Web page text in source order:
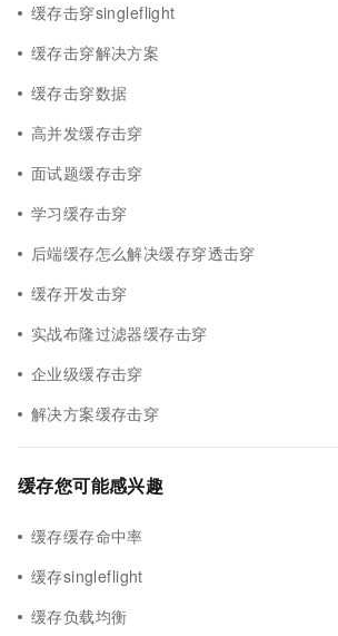
缓存击穿singleflight
缓存击穿解决方案
缓存击穿数据
高并发缓存击穿
面试题缓存击穿
学习缓存击穿
后端缓存怎么解决缓存穿透击穿
缓存开发击穿
实战布隆过滤器缓存击穿
企业级缓存击穿
解决方案缓存击穿
缓存您可能感兴趣
缓存缓存命中率
缓存singleflight
缓存负载均衡